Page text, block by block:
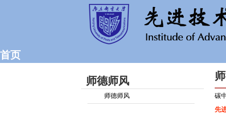
首页
师德师风
师德师风
碳
先